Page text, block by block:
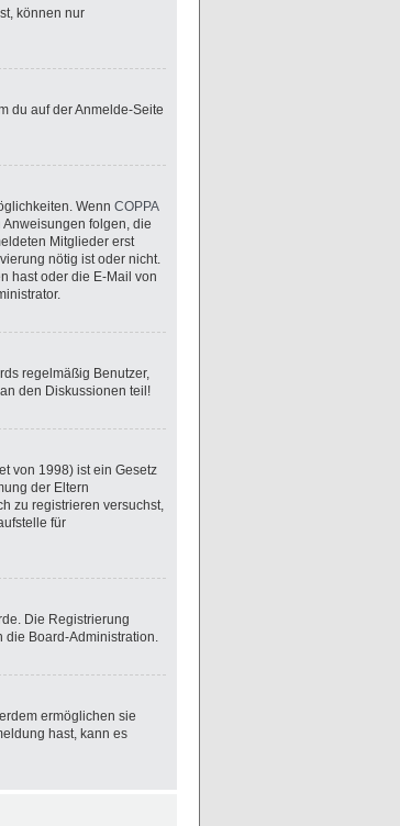
können nur
du auf der Anmelde-Seite
Wenn COPPA
folgen, die
Mitglieder erst
nötig ist oder nicht.
hast oder die E-Mail von
regelmäßig Benutzer,
den Diskussionen teil!
von 1998) ist ein Gesetz
der Eltern
zu registrieren versuchst,
für
Die Registrierung
die Board-Administration.
ermöglichen sie
hast, kann es